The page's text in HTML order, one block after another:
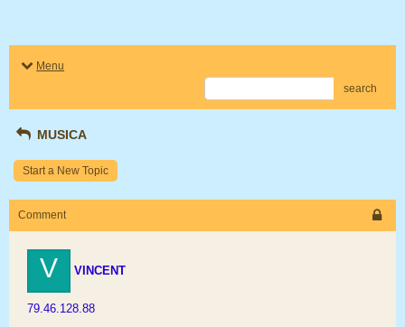
Menu
search
MUSICA
Start a New Topic
Comment
V VINCENT
79.46.128.88